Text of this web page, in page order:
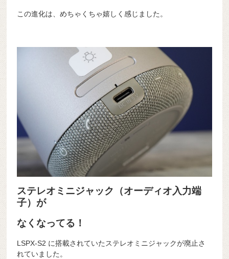
この進化は、めちゃくちゃ嬉しく感じました。
ステレオミニジャック（オーディオ入力端
子）が
なくなってる！
LSPX-S2 に搭載されていたステレオミニジャックが廃止さ
れていました。